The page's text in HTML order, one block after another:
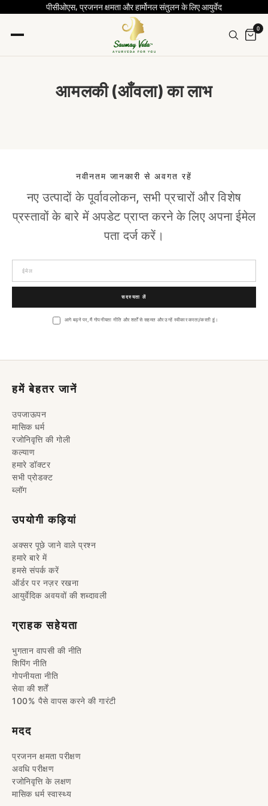
सामग्री
पर जाएं
पीसीओएस, प्रजनन क्षमता और हार्मोनल संतुलन के लिए आयुर्वेद
0
आमलकी (आँवला) का लाभ
नवीनतम जानकारी से अवगत रहें
नए उत्पादों के पूर्वावलोकन, सभी प्रचारों और विशेष
प्रस्तावों के बारे में अपडेट प्राप्त करने के लिए अपना ईमेल
पता दर्ज करें।
सदस्यता लें
आगे बढ़ने पर, मैं गोपनीयता नीति और शर्तों से सहमत और उन्हें स्वीकार करता/करती हूं।
हमें बेहतर जानें
उपजाऊपन
मासिक धर्म
रजोनिवृत्ति की गोली
कल्याण
हमारे डॉक्टर
सभी प्रोडक्ट
ब्लॉग
उपयोगी कड़ियां
अक्सर पूछे जाने वाले प्रश्न
हमारे बारे में
हमसे संपर्क करें
ऑर्डर पर नज़र रखना
आयुर्वेदिक अवयवों की शब्दावली
ग्राहक सहेयता
भुगतान वापसी की नीति
शिपिंग नीति
गोपनीयता नीति
सेवा की शर्तें
100% पैसे वापस करने की गारंटी
मदद
प्रजनन क्षमता परीक्षण
अवधि परीक्षण
रजोनिवृत्ति के लक्षण
मासिक धर्म स्वास्थ्य